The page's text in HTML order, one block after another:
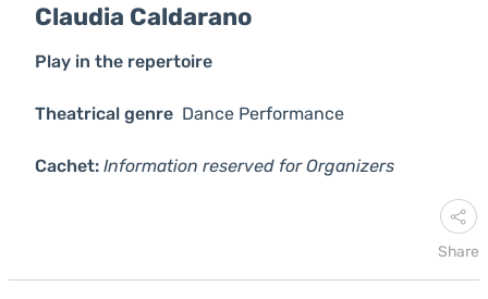
Claudia Caldarano
Play in the repertoire
Theatrical genre Dance Performance
Cachet: Information reserved for Organizers
Share